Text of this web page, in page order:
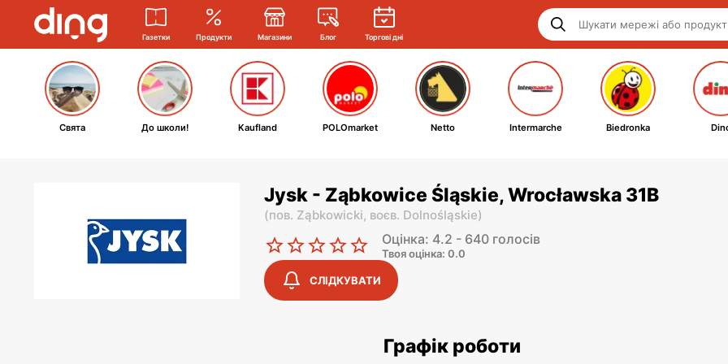
Газетки Продукти Магазини Блог Торгові дні
Свята До школи! Kaufland POLOmarket Netto Intermarche Biedronka
Jysk - Ząbkowice Śląskie, Wrocławska 31B
(пов. Ząbkowicki, воєв. Dolnośląskie)
Оцінка: 4.2 - 640 голосів
Твоя оцінка: 0.0
СЛІДКУВАТИ
Графік роботи